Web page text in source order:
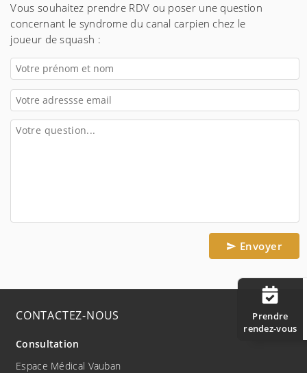
Prendre
rendez-vous
Vous souhaitez prendre RDV ou poser une question
concernant le syndrome du canal carpien chez le
joueur de squash :
Envoyer
CONTACTEZ-NOUS
Consultation
Espace Médical Vauban